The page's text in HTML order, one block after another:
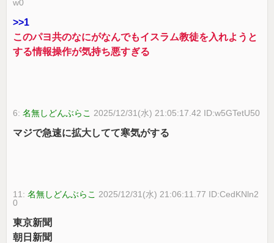
w0
>>1
このパヨ共のなにがなんでもイスラム教徒を入れようと
する情報操作が気持ち悪すぎる
6:名無しどんぶらこ 2025/12/31(水) 21:05:17.42 ID:w5GTetU50
マジで急速に拡大してて寒気がする
11:名無しどんぶらこ 2025/12/31(水) 21:06:11.77 ID:CedKNln2
0
東京新聞
朝日新聞